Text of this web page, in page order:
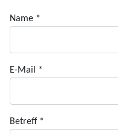
Name *
E-Mail *
Betreff*